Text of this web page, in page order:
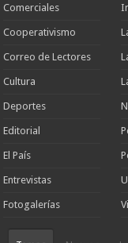
Comerciales
Cooperativismo
Correo de Lectores
Cultura
Deportes
Editorial
El País
Entrevistas
Fotogalerías